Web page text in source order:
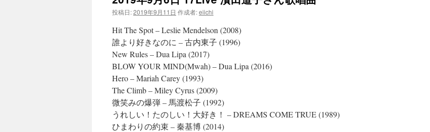
へ
ス
キ
投稿日:2019年9月11日 作成者:eiichi
Hit The Spot – Leslie Mendelson (2008)
誰より好きなのに – 古内東子 (1996)
New Rules – Dua Lipa (2017)
BLOW YOUR MIND(Mwah) – Dua Lipa (2016)
Hero – Mariah Carey (1993)
The Climb – Miley Cyrus (2009)
微笑みの爆弾 – 馬渡松子 (1992)
うれしい！たのしい！大好き！ – DREAMS COME TRUE (1989)
ひまわりの約束 – 秦基博 (2014)